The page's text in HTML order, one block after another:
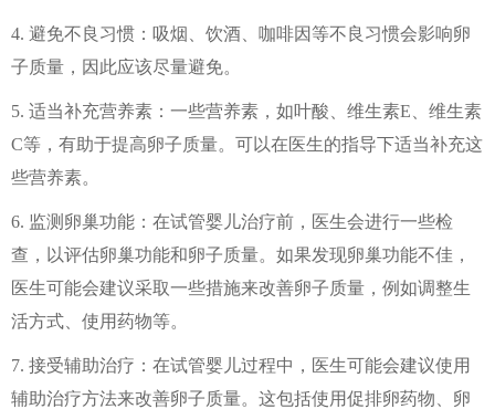
4. 避免不良习惯：吸烟、饮酒、咖啡因等不良习惯会影响卵
子质量，因此应该尽量避免。
5. 适当补充营养素：一些营养素，如叶酸、维生素E、维生素
C等，有助于提高卵子质量。可以在医生的指导下适当补充这
些营养素。
6. 监测卵巢功能：在试管婴儿治疗前，医生会进行一些检
查，以评估卵巢功能和卵子质量。如果发现卵巢功能不佳，
医生可能会建议采取一些措施来改善卵子质量，例如调整生
活方式、使用药物等。
7. 接受辅助治疗：在试管婴儿过程中，医生可能会建议使用
辅助治疗方法来改善卵子质量。这包括使用促排卵药物、卵